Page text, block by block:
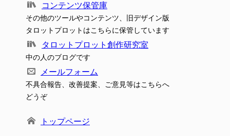
コンテンツ保管庫
その他のツールやコンテンツ、旧デザイン版
タロットプロットはこちらに保管しています
タロットプロット創作研究室
中の人のブログです
メールフォーム
不具合報告、改善提案、ご意見等はこちらへ
どうぞ
トップページ